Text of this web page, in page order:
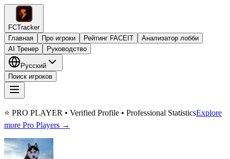
FCTracker
Главная
Про игроки Рейтинг FACEIT
Анализатор лобби
AI Тренер
Руководство
Русский
Поиск игроков
⭐ PRO PLAYER • Verified Profile • Professional StatisticsExplore
more Pro Players →